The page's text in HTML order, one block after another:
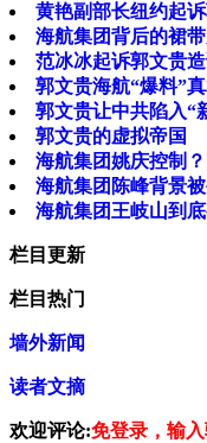
黄艳副部长纽约起
海航集团背后的裙
范冰冰起诉郭文贵
郭文贵海航“爆料”
郭文贵让中共陷入“
郭文贵的虚拟帝国
海航集团姚庆控制？
海航集团陈峰背景
海航集团王岐山到
栏目更新
栏目热门
墙外新闻
读者文摘
欢迎评论:免登录，输